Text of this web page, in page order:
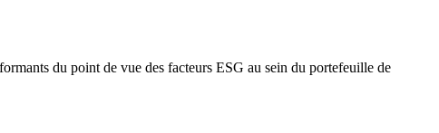
du point de vue des facteurs ESG au sein du portefeuille de